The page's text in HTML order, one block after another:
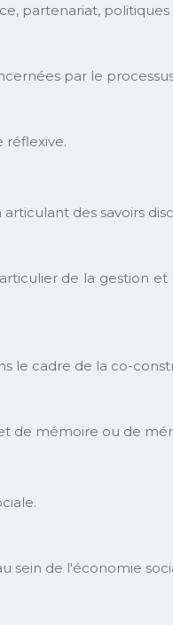
partenariat, politiques
par le
réflexive.
des savoirs
de la gestion
le cadre de la co-
de mémoire ou de
sein de l'économie